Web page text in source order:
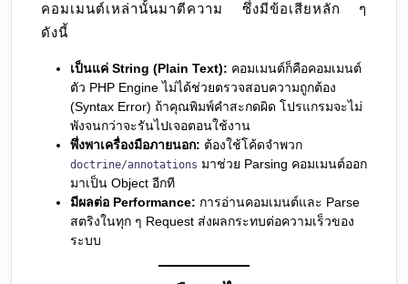
คอมเมนต์เหล่านั้นมาตีความ ซึ่งมีข้อเสียหลัก ๆ
ดังนี้
เป็นแค่ String (Plain Text): คอมเมนต์ก็คือคอมเมนต์
ตัว PHP Engine ไม่ได้ช่วยตรวจสอบความถูกต้อง
(Syntax Error) ถ้าคุณพิมพ์คำสะกดผิด โปรแกรมจะไม่
พังจนกว่าจะรันไปเจอตอนใช้งาน
พึ่งพาเครื่องมือภายนอก: ต้องใช้โค้ดจำพวก
doctrine/annotations มาช่วย Parsing คอมเมนต์ออก
มาเป็น Object อีกที
มีผลต่อ Performance: การอ่านคอมเมนต์และ Parse
สตริงในทุก ๆ Request ส่งผลกระทบต่อความเร็วของ
ระบบ